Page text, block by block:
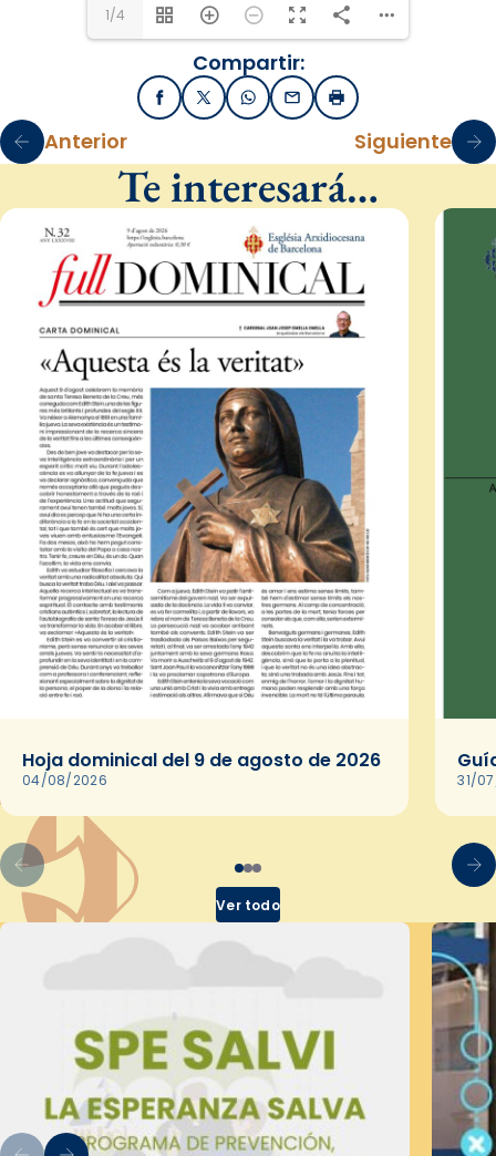
1/4
Compartir:
FacebookX / TwitterWhatsApp
EmailImprimir
Anterior Siguiente
Te interesará…
Hoja dominical del 9 de agosto de 2026
04/08/2026 31/
Ver todo